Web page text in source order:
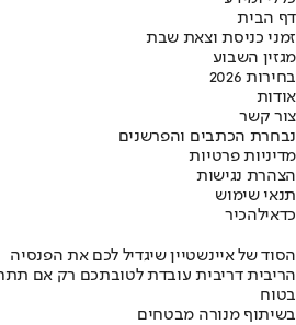
דף הבית
זמני כניסת וצאת שבת
מגזין השבוע
בחירות 2026
אודות
צור קשר
נבחרת הכתבים והפרשנים
מדיניות פרטיות
הצהרת נגישות
תנאי שימוש
כדאילהכיר
הסוד של איינשטיין שיגדיל לכם את הפנסיה
הריבית דריבית עובדת לטובתכם רק אם
בטוח
בשיתוף מנורה מבטחים